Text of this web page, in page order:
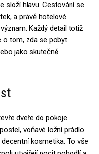
složí hlavu. Cestování se
a právě hotelové
Každý detail totiž
o tom, zda se pobyt
jako skutečně
dveře do pokoje.
voňavé ložní prádlo
kosmetika. To vše